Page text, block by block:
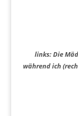
links: Die
während ich